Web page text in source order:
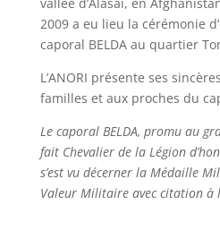
2009 a eu lieu la cérémonie
caporal BELDA au quartier
L’ANORI présente ses
familles et aux proches du
Le caporal BELDA, promu au
fait Chevalier de la Légion
s’est vu décerner la Médaille
Valeur Militaire avec citation à